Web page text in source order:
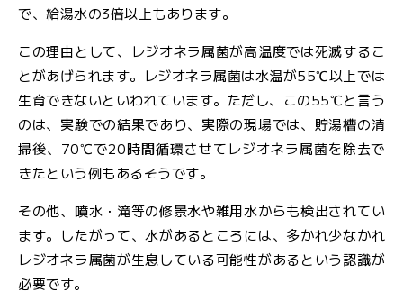
メ
ル
マ
ガ
ジ
ン
で、給湯水の3倍以上もあります。
この理由として、レジオネラ属菌が高温度では死滅するこ
とがあげられます。レジオネラ属菌は水温が55℃以上では
生育できないといわれています。ただし、この55℃と言う
のは、実験での結果であり、実際の現場では、貯湯槽の清
掃後、70℃で20時間循環させてレジオネラ属菌を除去で
きたという例もあるそうです。
その他、噴水・滝等の修景水や雑用水からも検出されてい
ます。したがって、水があるところには、多かれ少なかれ
レジオネラ属菌が生息している可能性があるという認識が
必要です。